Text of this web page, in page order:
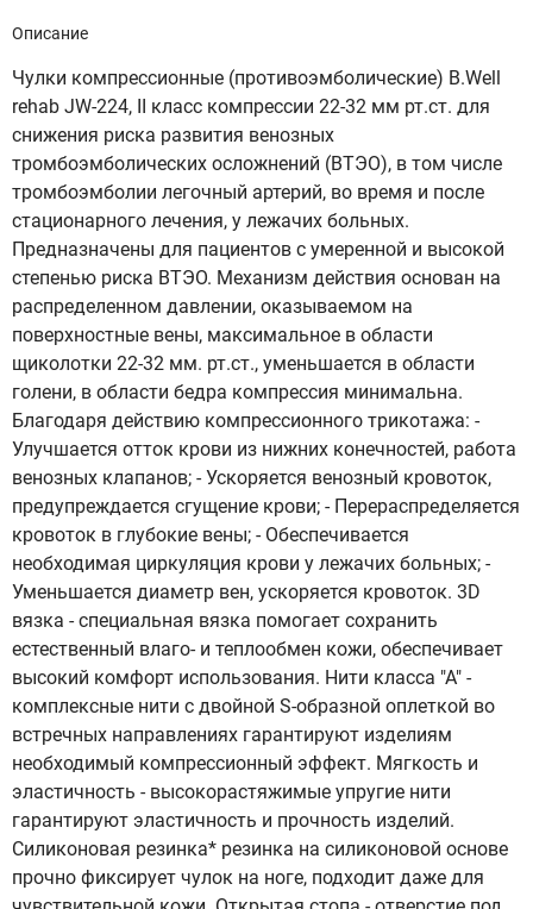
Описание
Чулки компрессионные (противоэмболические) B.Well
rehab JW-224, II класс компрессии 22-32 мм рт.ст. для
снижения риска развития венозных
тромбоэмболических осложнений (ВТЭО), в том числе
тромбоэмболии легочный артерий, во время и после
стационарного лечения, у лежачих больных.
Предназначены для пациентов с умеренной и высокой
степенью риска ВТЭО. Механизм действия основан на
распределенном давлении, оказываемом на
поверхностные вены, максимальное в области
щиколотки 22-32 мм. рт.ст., уменьшается в области
голени, в области бедра компрессия минимальна.
Благодаря действию компрессионного трикотажа: -
Улучшается отток крови из нижних конечностей, работа
венозных клапанов; - Ускоряется венозный кровоток,
предупреждается сгущение крови; - Перераспределяется
кровоток в глубокие вены; - Обеспечивается
необходимая циркуляция крови у лежачих больных; -
Уменьшается диаметр вен, ускоряется кровоток. 3D
вязка - специальная вязка помогает сохранить
естественный влаго- и теплообмен кожи, обеспечивает
высокий комфорт использования. Нити класса "А" -
комплексные нити с двойной S-образной оплеткой во
встречных направлениях гарантируют изделиям
необходимый компрессионный эффект. Мягкость и
эластичность - высокорастяжимые упругие нити
гарантируют эластичность и прочность изделий.
Силиконовая резинка* резинка на силиконовой основе
прочно фиксирует чулок на ноге, подходит даже для